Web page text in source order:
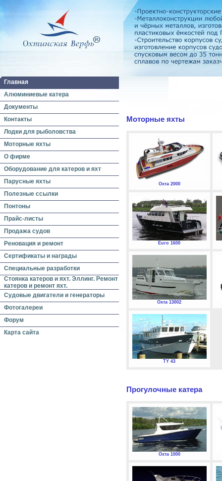
Главная
Алюминиевые катера
Документы
Контакты
Лодки для рыболовства
Моторные яхты
О фирме
Оборудование для катеров и яхт
Парусные яхты
Полезные ссылки
Понтоны
Прайс-листы
Продажа судов
Реновация и ремонт
Сертификаты и награды
Специальные разработки
Стоянка катеров и яхт. Эллинг. Ремонт
катеров и ремонт яхт.
Судовые двигатели и генераторы
Фотогалереи
Форум
Карта сайта
Моторные яхты
Охта 2000
Euro 1600
Охта 13002
TY 43
Прогулочные катера
Охта 1000